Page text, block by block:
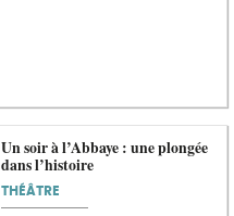
Un soir à l’Abbaye : une plongée
dans l’histoire
THÉÂTRE